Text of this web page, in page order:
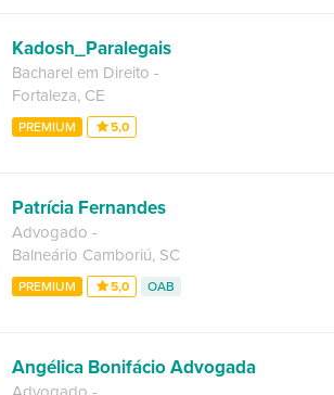
Kadosh_Paralegais
Bacharel em Direito -
Fortaleza, CE
PREMIUM 5,0
Patrícia Fernandes
Advogado -
Balneário Camboriú, SC
PREMIUM 5,0 OAB
Angélica Bonifácio Advogada